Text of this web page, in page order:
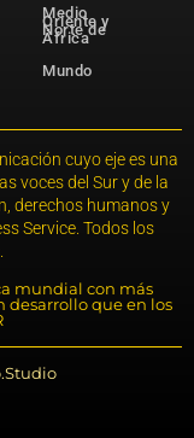
Medio
Oriente y
Norte de
África
Mundo
cuyo eje es una
voces del Sur y de la
derechos humanos y
Service. Todos los
mundial con más
desarrollo que en los